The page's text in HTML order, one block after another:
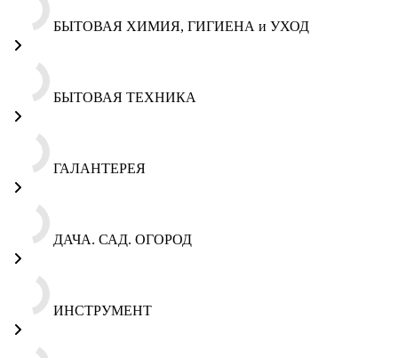
БЫТОВАЯ ХИМИЯ, ГИГИЕНА и УХОД
БЫТОВАЯ ТЕХНИКА
ГАЛАНТЕРЕЯ
ДАЧА. САД. ОГОРОД
ИНСТРУМЕНТ